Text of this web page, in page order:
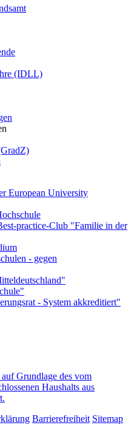
(IDLL)
Grundlage des vom
Haushalts aus
Barrierefreiheit Sitemap